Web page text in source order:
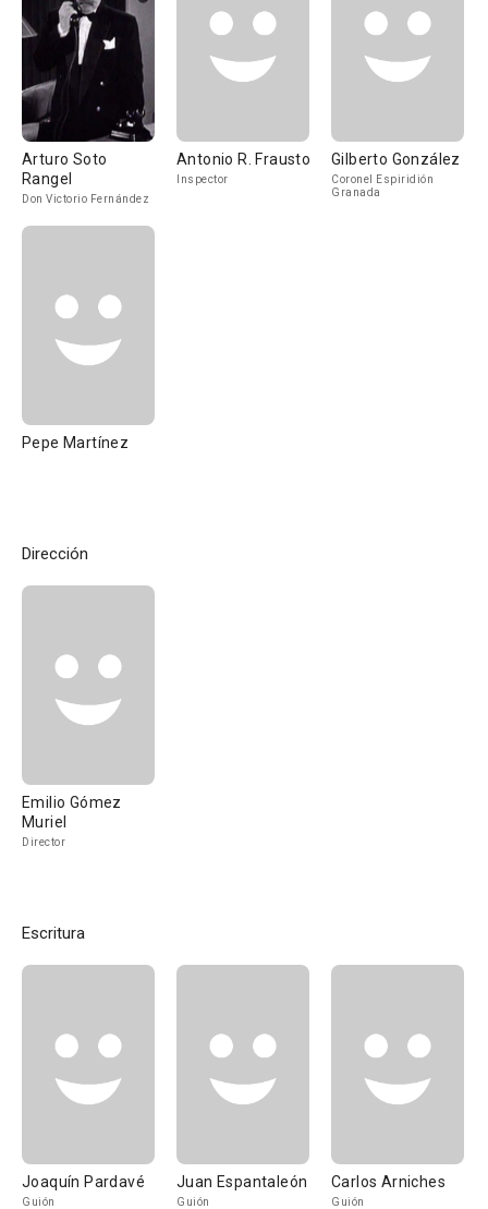
Arturo Soto
Rangel
Don Victorio Fernández
Antonio R. Frausto
Inspector
Gilberto González
Coronel Espiridión
Granada
Pepe Martínez
Dirección
Emilio Gómez
Muriel
Director
Escritura
Joaquín Pardavé
Guión
Juan Espantaleón
Guión
Carlos Arniches
Guión